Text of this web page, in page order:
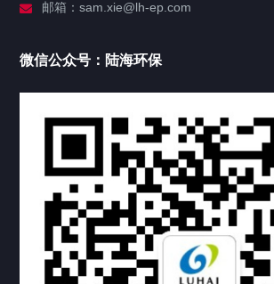
产品中心
新闻公告
投资者关系
联系我们
邮箱：sam.xie@lh-ep.com
微信公众号：陆海环保